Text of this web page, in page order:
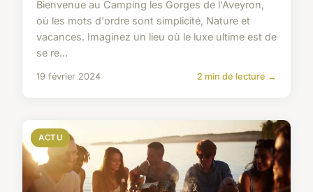
Bienvenue au Camping les Gorges de l'Aveyron,
où les mots d'ordre sont simplicité, Nature et
vacances. Imaginez un lieu où le luxe ultime est de
se re...
19 février 2024 2 min de lecture →
ACTU